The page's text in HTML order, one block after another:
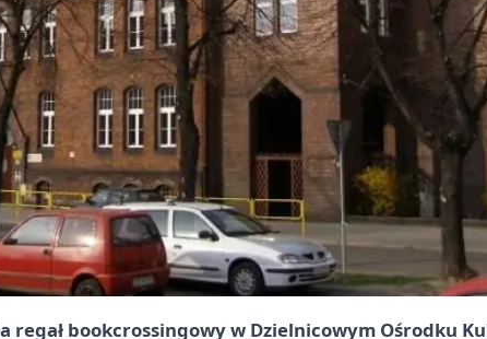
regał bookcrossingowy w Dzielnicowym Ośrodku